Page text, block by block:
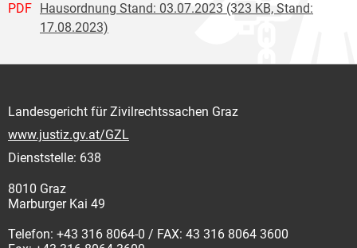
PDF
Hausordnung Stand: 03.07.2023 (323 KB, Stand:
17.08.2023)
Landesgericht für Zivilrechtssachen Graz
www.justiz.gv.at/GZL
Dienststelle: 638
8010 Graz
Marburger Kai 49
Telefon: +43 316 8064-0 / FAX: 43 316 8064 3600